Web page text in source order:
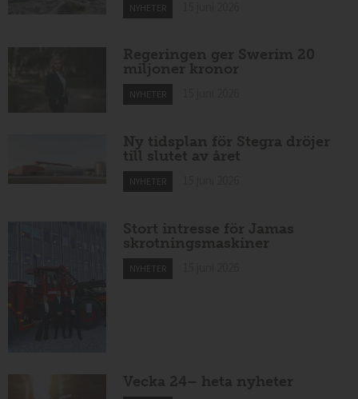
NYHETER
Regeringen ger Swerim 20
miljoner kronor
NYHETER
Ny tidsplan för Stegra dröjer
till slutet av året
NYHETER
Stort intresse för Jamas
skrotningsmaskiner
NYHETER
Vecka 24– heta nyheter